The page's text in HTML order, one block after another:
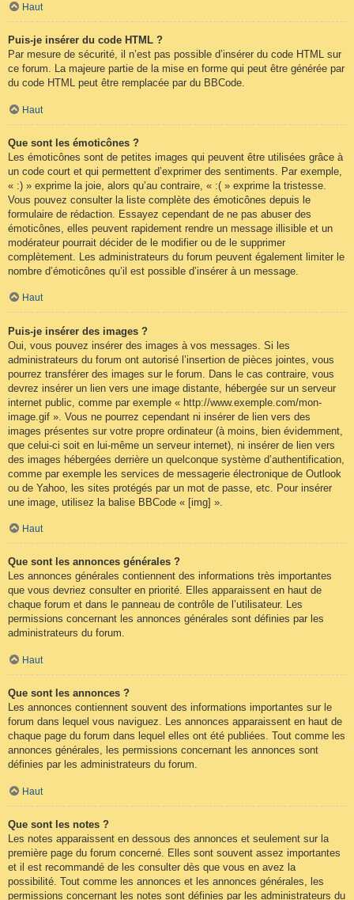
Haut
Puis-je insérer du code HTML ?
Par mesure de sécurité, il n’est pas possible d’insérer du code HTML sur
ce forum. La majeure partie de la mise en forme qui peut être générée par
du code HTML peut être remplacée par du BBCode.
Haut
Que sont les émoticônes ?
Les émoticônes sont de petites images qui peuvent être utilisées grâce à
un code court et qui permettent d’exprimer des sentiments. Par exemple,
« :) » exprime la joie, alors qu’au contraire, « :( » exprime la tristesse.
Vous pouvez consulter la liste complète des émoticônes depuis le
formulaire de rédaction. Essayez cependant de ne pas abuser des
émoticônes, elles peuvent rapidement rendre un message illisible et un
modérateur pourrait décider de le modifier ou de le supprimer
complètement. Les administrateurs du forum peuvent également limiter le
nombre d’émoticônes qu’il est possible d’insérer à un message.
Haut
Puis-je insérer des images ?
Oui, vous pouvez insérer des images à vos messages. Si les
administrateurs du forum ont autorisé l’insertion de pièces jointes, vous
pourrez transférer des images sur le forum. Dans le cas contraire, vous
devrez insérer un lien vers une image distante, hébergée sur un serveur
internet public, comme par exemple « http://www.exemple.com/mon-
image.gif ». Vous ne pourrez cependant ni insérer de lien vers des
images présentes sur votre propre ordinateur (à moins, bien évidemment,
que celui-ci soit en lui-même un serveur internet), ni insérer de lien vers
des images hébergées derrière un quelconque système d’authentification,
comme par exemple les services de messagerie électronique de Outlook
ou de Yahoo, les sites protégés par un mot de passe, etc. Pour insérer
une image, utilisez la balise BBCode « [img] ».
Haut
Que sont les annonces générales ?
Les annonces générales contiennent des informations très importantes
que vous devriez consulter en priorité. Elles apparaissent en haut de
chaque forum et dans le panneau de contrôle de l’utilisateur. Les
permissions concernant les annonces générales sont définies par les
administrateurs du forum.
Haut
Que sont les annonces ?
Les annonces contiennent souvent des informations importantes sur le
forum dans lequel vous naviguez. Les annonces apparaissent en haut de
chaque page du forum dans lequel elles ont été publiées. Tout comme les
annonces générales, les permissions concernant les annonces sont
définies par les administrateurs du forum.
Haut
Que sont les notes ?
Les notes apparaissent en dessous des annonces et seulement sur la
première page du forum concerné. Elles sont souvent assez importantes
et il est recommandé de les consulter dès que vous en avez la
possibilité. Tout comme les annonces et les annonces générales, les
permissions concernant les notes sont définies par les administrateurs du